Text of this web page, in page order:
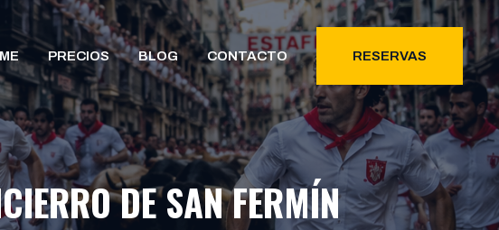
PRECIOS BLOG CONTACTO RESERVAS
DE SAN FERMÍN